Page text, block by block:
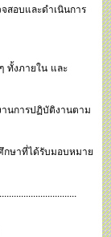
สอบและดำเนินการ
ทั้งภายใน และ
นการปฏิบัติงานตาม
ษาที่ได้รับมอบหมาย